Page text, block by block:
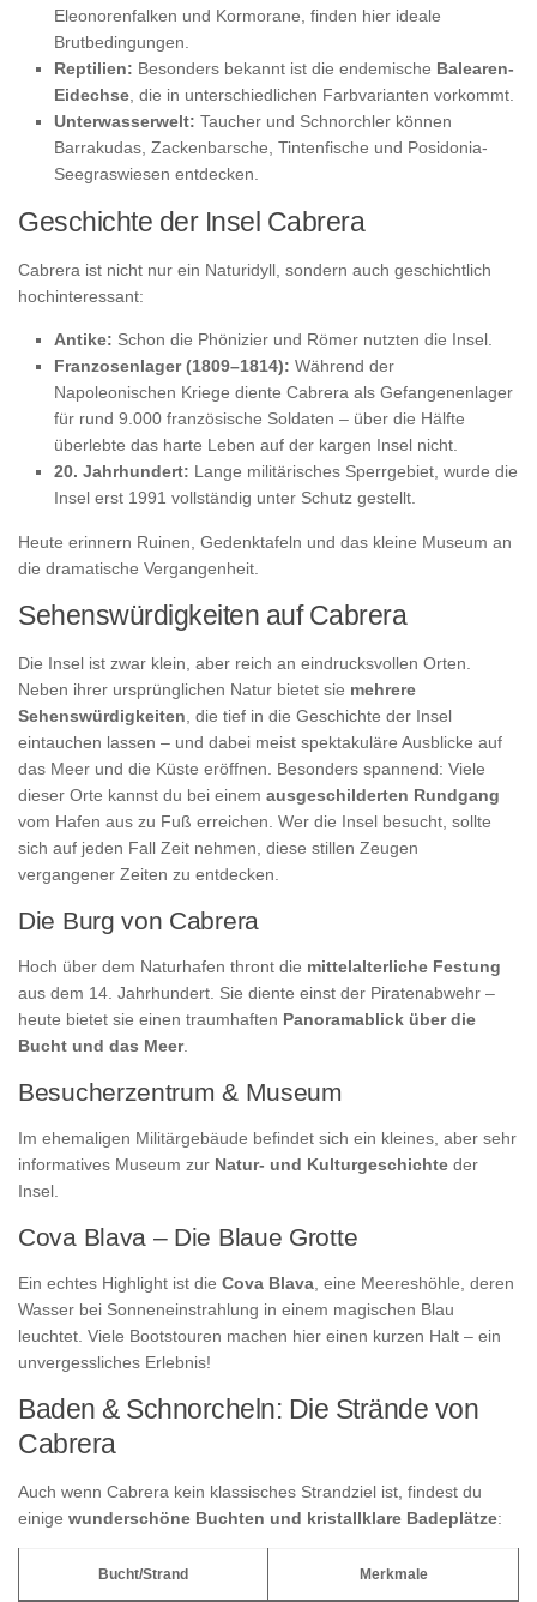
Eleonorenfalken und Kormorane, finden hier ideale
Brutbedingungen.
Reptilien: Besonders bekannt ist die endemische Balearen-
Eidechse , die in unterschiedlichen Farbvarianten vorkommt.
Unterwasserwelt: Taucher und Schnorchler können
Barrakudas, Zackenbarsche, Tintenfische und Posidonia-
Seegraswiesen entdecken.
Geschichte der Insel Cabrera
Cabrera ist nicht nur ein Naturidyll, sondern auch geschichtlich
hochinteressant:
Antike: Schon die Phönizier und Römer nutzten die Insel.
Franzosenlager (1809–1814): Während der
Napoleonischen Kriege diente Cabrera als Gefangenenlager
für rund 9.000 französische Soldaten – über die Hälfte
überlebte das harte Leben auf der kargen Insel nicht.
20. Jahrhundert: Lange militärisches Sperrgebiet, wurde die
Insel erst 1991 vollständig unter Schutz gestellt.
Heute erinnern Ruinen, Gedenktafeln und das kleine Museum an
die dramatische Vergangenheit.
Sehenswürdigkeiten auf Cabrera
Die Insel ist zwar klein, aber reich an eindrucksvollen Orten.
Neben ihrer ursprünglichen Natur bietet sie mehrere
Sehenswürdigkeiten , die tief in die Geschichte der Insel
eintauchen lassen – und dabei meist spektakuläre Ausblicke auf
das Meer und die Küste eröffnen. Besonders spannend: Viele
dieser Orte kannst du bei einem ausgeschilderten Rundgang
vom Hafen aus zu Fuß erreichen. Wer die Insel besucht, sollte
sich auf jeden Fall Zeit nehmen, diese stillen Zeugen
vergangener Zeiten zu entdecken.
Die Burg von Cabrera
Hoch über dem Naturhafen thront die mittelalterliche Festung
aus dem 14. Jahrhundert. Sie diente einst der Piratenabwehr –
heute bietet sie einen traumhaften Panoramablick über die
Bucht und das Meer.
Besucherzentrum & Museum
Im ehemaligen Militärgebäude befindet sich ein kleines, aber sehr
informatives Museum zur Natur- und Kulturgeschichte der
Insel.
Cova Blava – Die Blaue Grotte
Ein echtes Highlight ist die Cova Blava, eine Meereshöhle, deren
Wasser bei Sonneneinstrahlung in einem magischen Blau
leuchtet. Viele Bootstouren machen hier einen kurzen Halt – ein
unvergessliches Erlebnis!
Baden & Schnorcheln: Die Strände von
Cabrera
Auch wenn Cabrera kein klassisches Strandziel ist, findest du
einige wunderschöne Buchten und kristallklare Badeplätze:
Bucht/Strand Merkmale